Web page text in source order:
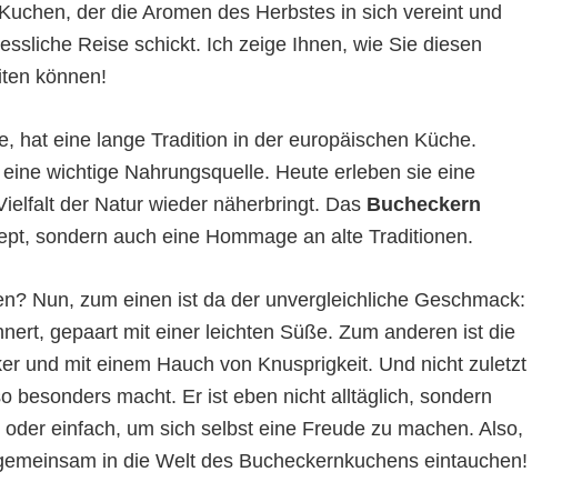
der die Aromen des Herbstes in sich vereint und
Reise schickt. Ich zeige Ihnen, wie Sie diesen
können!
hat eine lange Tradition in der europäischen Küche.
wichtige Nahrungsquelle. Heute erleben sie eine
der Natur wieder näherbringt. Das Bucheckern
sondern auch eine Hommage an alte Traditionen.
Nun, zum einen ist da der unvergleichliche Geschmack:
gepaart mit einer leichten Süße. Zum anderen ist die
und mit einem Hauch von Knusprigkeit. Und nicht zuletzt
besonders macht. Er ist eben nicht alltäglich, sondern
einfach, um sich selbst eine Freude zu machen. Also,
in die Welt des Bucheckernkuchens eintauchen!